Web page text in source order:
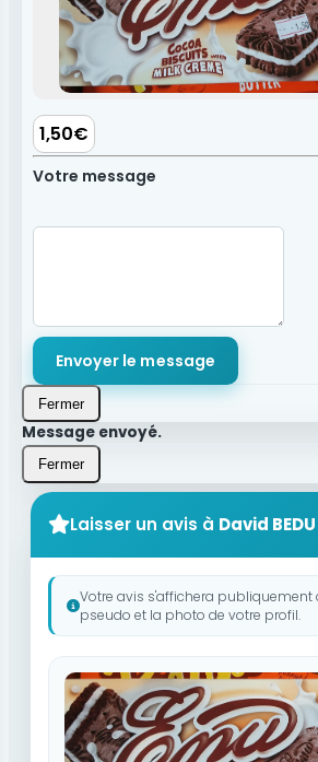
1,50€
Votre message
Envoyer le message
Fermer
Message envoyé.
Fermer
Laisser un avis à David BEDU
Votre avis s'affichera publiquement
pseudo et la photo de votre profil.